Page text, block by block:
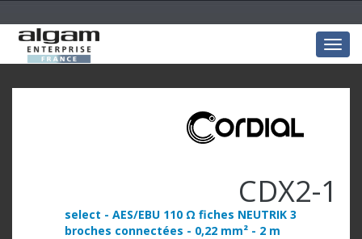
CDX2-1
select - AES/EBU 110 Ω fiches NEUTRIK 3
broches connectées - 0,22 mm² - 2 m